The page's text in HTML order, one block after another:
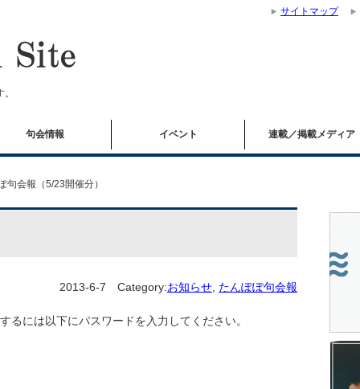
句会情報 イベント 連載／掲載メディア
句会報（5/23開催分）
2013-6-7 Category:お知らせ たんぽぽ句会報
るには以下にパスワードを入力してください。
サイトマップ